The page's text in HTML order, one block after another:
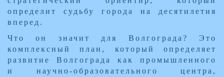
определит судьбу города на десятилетия
вперед.
Что он значит для Волгограда? Это
комплексный план, который определяет
развитие Волгограда как промышленного
и научно-образовательного центра,